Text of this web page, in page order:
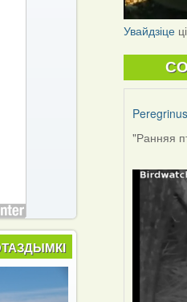
Увайдзіце
Peregrinus
"Ранняя